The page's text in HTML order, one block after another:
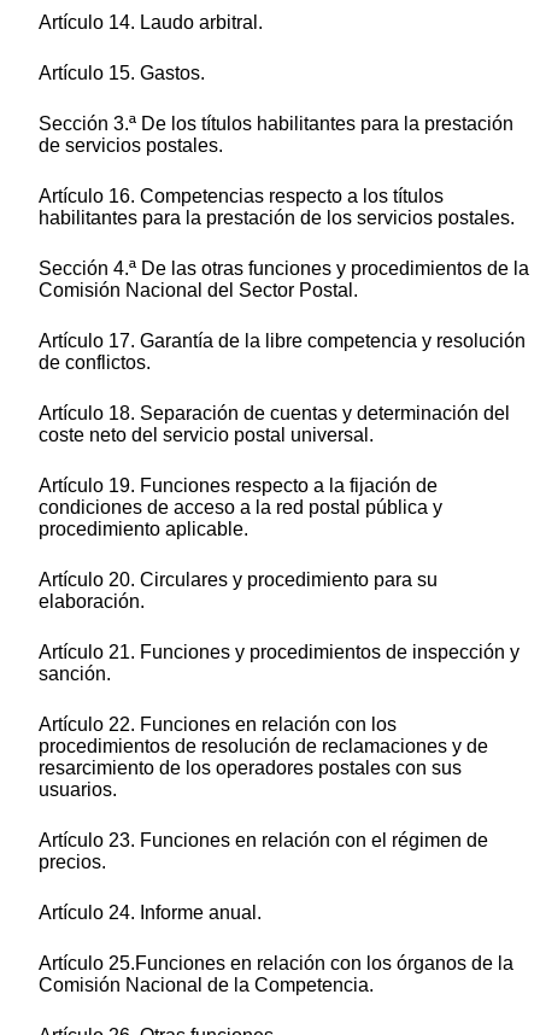
Artículo 14. Laudo arbitral.
Artículo 15. Gastos.
Sección 3.ª De los títulos habilitantes para la prestación
de servicios postales.
Artículo 16. Competencias respecto a los títulos
habilitantes para la prestación de los servicios postales.
Sección 4.ª De las otras funciones y procedimientos de la
Comisión Nacional del Sector Postal.
Artículo 17. Garantía de la libre competencia y resolución
de conflictos.
Artículo 18. Separación de cuentas y determinación del
coste neto del servicio postal universal.
Artículo 19. Funciones respecto a la fijación de
condiciones de acceso a la red postal pública y
procedimiento aplicable.
Artículo 20. Circulares y procedimiento para su
elaboración.
Artículo 21. Funciones y procedimientos de inspección y
sanción.
Artículo 22. Funciones en relación con los
procedimientos de resolución de reclamaciones y de
resarcimiento de los operadores postales con sus
usuarios.
Artículo 23. Funciones en relación con el régimen de
precios.
Artículo 24. Informe anual.
Artículo 25.Funciones en relación con los órganos de la
Comisión Nacional de la Competencia.